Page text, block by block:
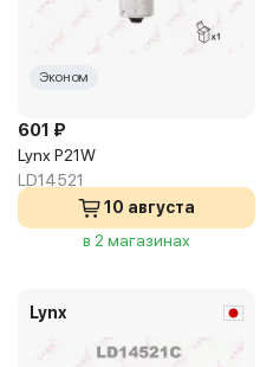
Эконом
601 ₽
Lynx P21W
LD14521
10 августа
в 2 магазинах
Lynx